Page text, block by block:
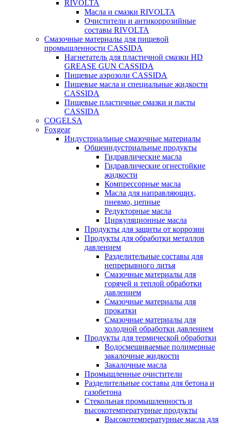
RIVOLTA
Масла и смазки RIVOLTA
Очистители и антикоррозийные
составы RIVOLTA
Смазочные материалы для пищевой
промышленности CASSIDA
Нагнетатель для пластичной смазки HD
GREASE GUN CASSIDA
Пищевые аэрозоли CASSIDA
Пищевые масла и специальные жидкости
CASSIDA
Пищевые пластичные смазки и пасты
CASSIDA
COGELSA
Foxgear
Индустриальные смазочные материалы
Общеиндустриальные продукты
Гидравлические масла
Гидравлические огнестойкие
жидкости
Компрессорные масла
Масла для направляющих,
пневмо, цепные
Редукторные масла
Циркуляционные масла
Продукты для защиты от коррозии
Продукты для обработки металлов
давлением
Разделительные составы для
непрерывного литья
Смазочные материалы для
горячей и теплой обработки
давлением
Смазочные материалы для
прокатки
Смазочные материалы для
холодной обработки давлением
Продукты для термической обработки
Водосмешиваемые полимерные
закалочные жидкости
Закалочные масла
Промышленные очистители
Разделительные составы для бетона и
газобетона
Стекольная промышленность и
высокотемпературные продукты
Высокотемпературные масла для